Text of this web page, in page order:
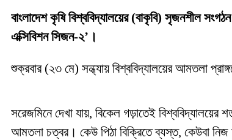
বাংলাদেশ কৃষি বিশ্ববিদ্যালয়ের (বাকৃবি) সৃজনশীল
এক্সিবিশন সিজন-২’।
শুক্রবার (২৩ মে) সন্ধ্যায় বিশ্ববিদ্যালয়ের আমতলা
সরেজমিনে দেখা যায়, বিকেল গড়াতেই
আমতলা চত্বর। কেউ পিঠা বিক্রিতে ব্যস্ত, কেউবা নিজ